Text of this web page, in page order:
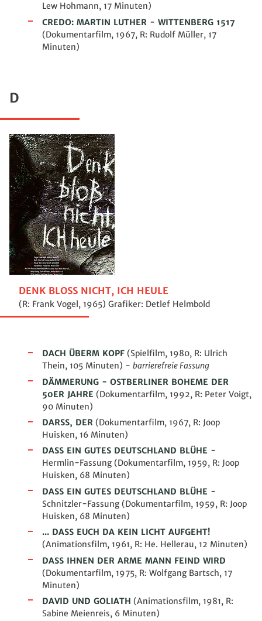
Lew Hohmann, 17 Minuten)
CREDO: MARTIN LUTHER - WITTENBERG 1517
(Dokumentarfilm, 1967, R: Rudolf Müller, 17
Minuten)
D
DENK BLOSS NICHT, ICH HEULE
(R: Frank Vogel, 1965) Grafiker: Detlef Helmbold
DACH ÜBERM KOPF (Spielfilm, 1980, R: Ulrich
Thein, 105 Minuten) - barrierefreie Fassung
DÄMMERUNG - OSTBERLINER BOHEME DER
50ER JAHRE (Dokumentarfilm, 1992, R: Peter Voigt,
90 Minuten)
DARSS, DER
(Dokumentarfilm, 1967, R: Joop
Huisken, 16 Minuten)
DASS EIN GUTES DEUTSCHLAND BLÜHE -
Hermlin-Fassung (Dokumentarfilm, 1959, R: Joop
Huisken, 68 Minuten)
DASS EIN GUTES DEUTSCHLAND BLÜHE -
Schnitzler-Fassung (Dokumentarfilm, 1959, R: Joop
Huisken, 68 Minuten)
... DASS EUCH DA KEIN LICHT AUFGEHT!
(Animationsfilm, 1961, R: He. Hellerau, 12 Minuten)
DASS IHNEN DER ARME MANN FEIND WIRD
(Dokumentarfilm, 1975, R: Wolfgang Bartsch, 17
Minuten)
DAVID UND GOLIATH (Animationsfilm, 1981, R:
Sabine Meienreis, 6 Minuten)